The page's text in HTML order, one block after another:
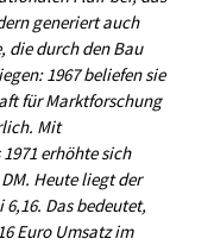
generiert auch
die durch den Bau
1967 beliefen sie
für Marktforschung
Mit
erhöhte sich
Heute liegt der
Das bedeutet,
Euro Umsatz im